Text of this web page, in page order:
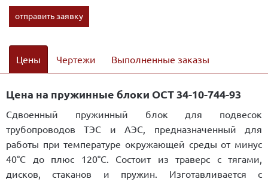
отправить заявку
Цены Чертежи Выполненные заказы
Цена на пружинные блоки ОСТ 34-10-744-93
Сдвоенный пружинный блок для подвесок
трубопроводов ТЭС и АЭС, предназначенный для
работы при температуре окружающей среды от минус
40°С до плюс 120°С. Состоит из траверс с тягами,
дисков, стаканов и пружин. Изготавливается с